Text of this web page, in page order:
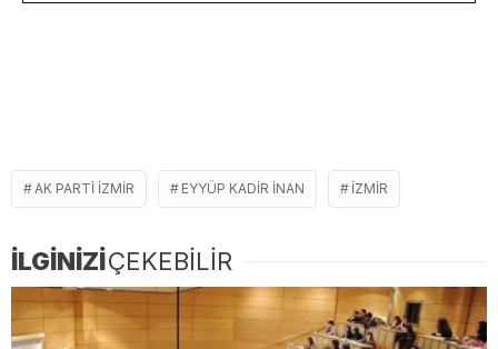
AK PARTI IZMIR EYYÜP KADIR INAN IZMIR
İLGİNİZİÇEKEBİLİR